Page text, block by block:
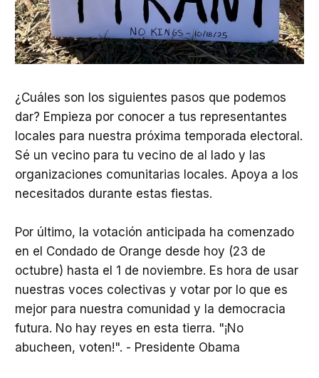
¿Cuáles son los siguientes pasos que podemos
dar? Empieza por conocer a tus representantes
locales para nuestra próxima temporada electoral.
Sé un vecino para tu vecino de al lado y las
organizaciones comunitarias locales. Apoya a los
necesitados durante estas fiestas.
Por último, la votación anticipada ha comenzado
en el Condado de Orange desde hoy (23 de
octubre) hasta el 1 de noviembre. Es hora de usar
nuestras voces colectivas y votar por lo que es
mejor para nuestra comunidad y la democracia
futura. No hay reyes en esta tierra. "¡No
abucheen, voten!". - Presidente Obama